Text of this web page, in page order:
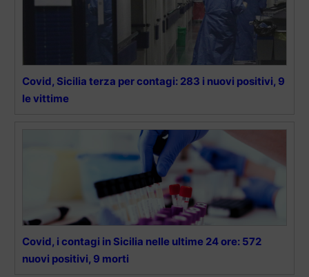
Covid, Sicilia terza per contagi: 283 i nuovi positivi, 9
le vittime
Covid, i contagi in Sicilia nelle ultime 24 ore: 572
nuovi positivi, 9 morti